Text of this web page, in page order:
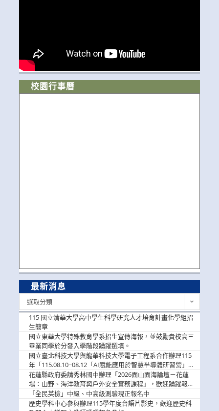
校園行事曆
最新消息
選取分類
115 國立清華大學高中學生科學研究人才培育計畫化學組招
生簡章
國立東華大學特殊教育學系招生宣傳海報，並鼓勵貴校高三
畢業同學於分發入學階段踴躍選填。
國立臺北科技大學與龍華科技大學電子工程系合作辦理115
年「115.08.10~08.12「AI賦能應用於智慧半導體研習營」，
歡迎學生踴躍報名參加
花蓮縣政府委請秀林國中辦理「2026面山面海論壇－花蓮
場：山野、海洋教育與戶外安全實務課程」，歡迎踴躍報名
參加
「全民英檢」中級、中高級測驗現正報名中
歷史學科中心參與辦理115學年度台語片影史，歡迎歷史科